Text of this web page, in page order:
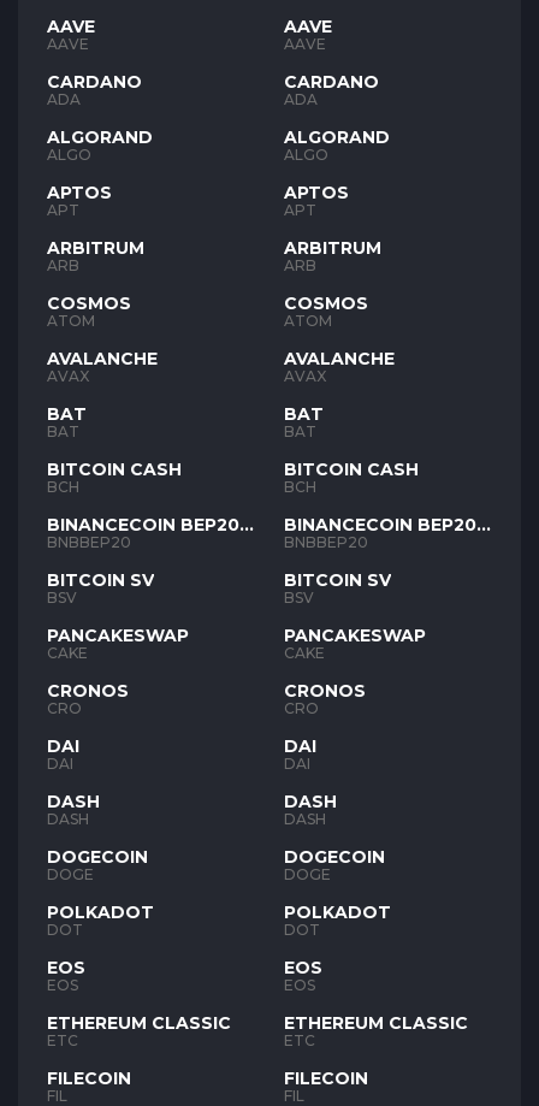
AAVE
AAVE
CARDANO
ADA
ALGORAND
ALGO
APTOS
APT
ARBITRUM
ARB
COSMOS
ATOM
AVALANCHE
AVAX
BAT
BAT
BITCOIN CASH
BCH
BINANCECOIN BEP20
BNB
BNBBEP20
BITCOIN SV
BSV
PANCAKESWAP
CAKE
CRONOS
CRO
DAI
DAI
DASH
DASH
DOGECOIN
DOGE
POLKADOT
DOT
EOS
EOS
ETHEREUM CLASSIC
ETC
FILECOIN
FIL
AAVE
AAVE
CARDANO
ADA
ALGORAND
ALGO
APTOS
APT
ARBITRUM
ARB
COSMOS
ATOM
AVALANCHE
AVAX
BAT
BAT
BITCOIN CASH
BCH
BINANCECOIN BEP20
BNB
BNBBEP20
BITCOIN SV
BSV
PANCAKESWAP
CAKE
CRONOS
CRO
DAI
DAI
DASH
DASH
DOGECOIN
DOGE
POLKADOT
DOT
EOS
EOS
ETHEREUM CLASSIC
ETC
FILECOIN
FIL